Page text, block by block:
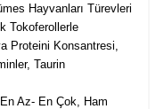
Hayvanları Türevleri
Tokoferollerle
Proteini Konsantresi,
Taurin
Az- En Çok, Ham